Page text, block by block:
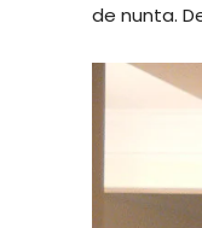
de nunta.